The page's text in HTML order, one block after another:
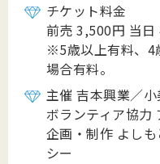
チケット料金
前売 3,500円 当
※5歳以上有料、4
場合有料。
主催 吉本興業／
ボランティア協力
企画・制作 よし
シー